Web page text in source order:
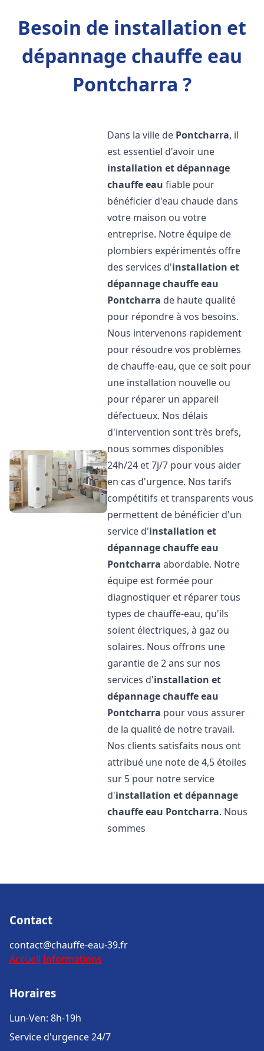
Besoin de installation et
dépannage chauffe eau
Pontcharra ?
Dans la ville de Pontcharra, il
est essentiel d'avoir une
installation et dépannage
chauffe eau fiable pour
bénéficier d'eau chaude dans
votre maison ou votre
entreprise. Notre équipe de
plombiers expérimentés offre
des services d'installation et
dépannage chauffe eau
Pontcharra de haute qualité
pour répondre à vos besoins.
Nous intervenons rapidement
pour résoudre vos problèmes
de chauffe-eau, que ce soit pour
une installation nouvelle ou
pour réparer un appareil
défectueux. Nos délais
d'intervention sont très brefs,
nous sommes disponibles
24h/24 et 7j/7 pour vous aider
en cas d'urgence. Nos tarifs
compétitifs et transparents vous
permettent de bénéficier d'un
service d'installation et
dépannage chauffe eau
Pontcharra abordable. Notre
équipe est formée pour
diagnostiquer et réparer tous
types de chauffe-eau, qu'ils
soient électriques, à gaz ou
solaires. Nous offrons une
garantie de 2 ans sur nos
services d'installation et
dépannage chauffe eau
Pontcharra pour vous assurer
de la qualité de notre travail.
Nos clients satisfaits nous ont
attribué une note de 4,5 étoiles
sur 5 pour notre service
d'installation et dépannage
chauffe eau Pontcharra. Nous
sommes
Contact
contact@chauffe-eau-39.fr
Accueil Informations
Horaires
Lun-Ven: 8h-19h
Service d'urgence 24/7